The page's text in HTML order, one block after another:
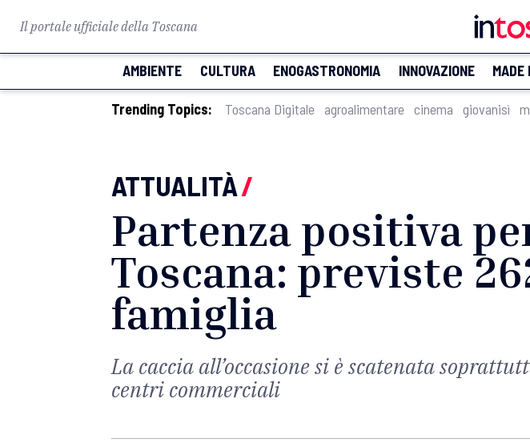
Il portale ufficiale della Toscana
AMBIENTE CULTURA ENOGASTRONOMIA INNOVAZIONE MADE
Trending Topics: Toscana Digitale agroalimentare cinema giovanisì
ATTUALITÀ/
Partenza positiva
Toscana: previste
famiglia
La caccia all’occasione si è scatenata
centri commerciali